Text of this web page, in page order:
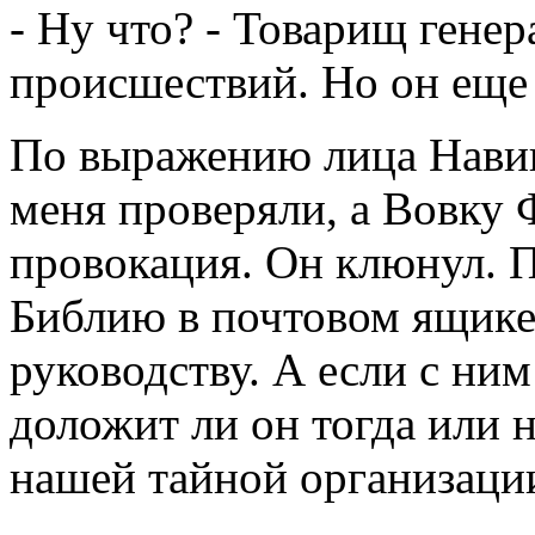
- Ну что? - Товарищ
происшествий. Но он еще
По выражению лица
меня проверяли, а Вовку
провокация. Он клюнул.
Библию в почтовом
руководству. А если с
доложит ли он тогда или
нашей тайной